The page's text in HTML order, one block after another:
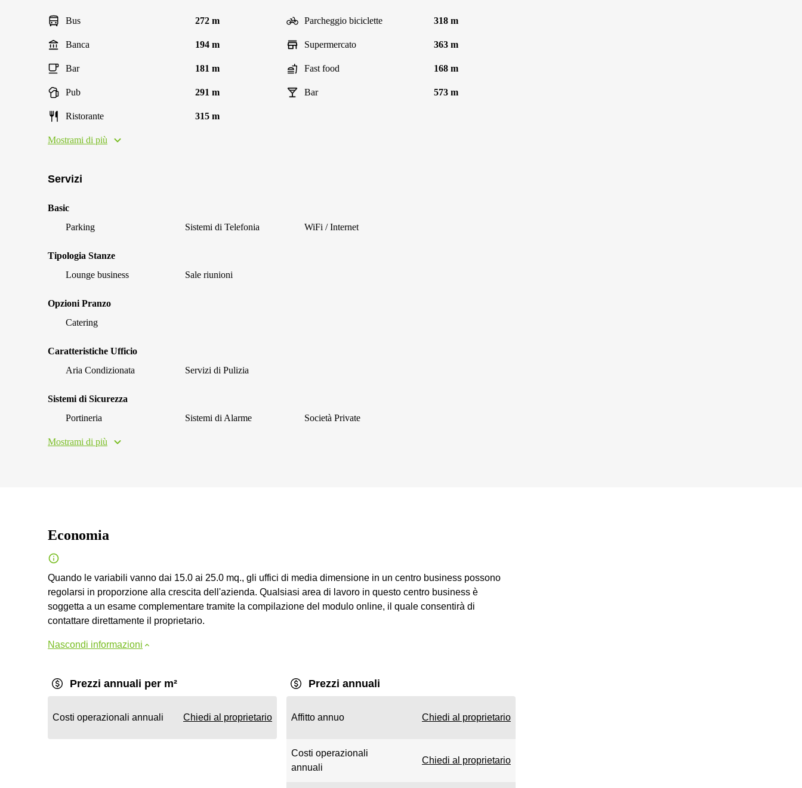
Bus 272 m Parcheggio biciclette 318 m
Banca 194 m Supermercato 363 m
Bar 181 m Fast food 168 m
Pub 291 m Bar 573 m
Ristorante 315 m
Mostrami di più
Servizi
Basic
Parking
Sistemi di Telefonia WiFi / Internet
Tipologia Stanze
Lounge business
Sale riunioni
Opzioni Pranzo
Catering
Caratteristiche Ufficio
Aria Condizionata
Servizi di Pulizia
Sistemi di Sicurezza
Portineria
Sistemi di Alarme Società Private
Mostrami di più
Economia
Quando le variabili vanno dai 15.0 ai 25.0 mq., gli uffici di media dimensione in un centro business possono
regolarsi in proporzione alla crescita dell'azienda. Qualsiasi area di lavoro in questo centro business è
soggetta a un esame complementare tramite la compilazione del modulo online, il quale consentirà di
contattare direttamente il proprietario.
Nascondi informazioni
Prezzi annuali per m²
Costi operazionali annuali Chiedi al proprietario
Prezzi annuali
Affitto annuo Chiedi al proprietario
Costi operazionali
annuali
Chiedi al proprietario